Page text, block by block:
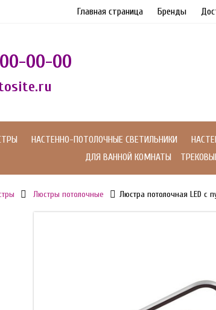
Главная страница Бренды
00-00
НАСТЕННО-ПОТОЛОЧНЫЕ СВЕТИЛЬНИКИ
ДЛЯ ВАННОЙ КОМНАТЫ
Люстры потолочные Люстра потолочная LED с